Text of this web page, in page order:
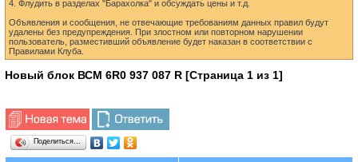
4. Флудить в разделах "Барахолка" и обсуждать цены и т.д.
Объявления и сообщения, не отвечающие требованиям данных правил будут
удалены без предупреждения. При злостном или повторном нарушении
пользователь, разместивший объявление будет наказан в соответствии с
Правилами Клуба.
Новый блок ВСМ 6R0 937 087 R [Страница 1 из 1]
Поделиться…